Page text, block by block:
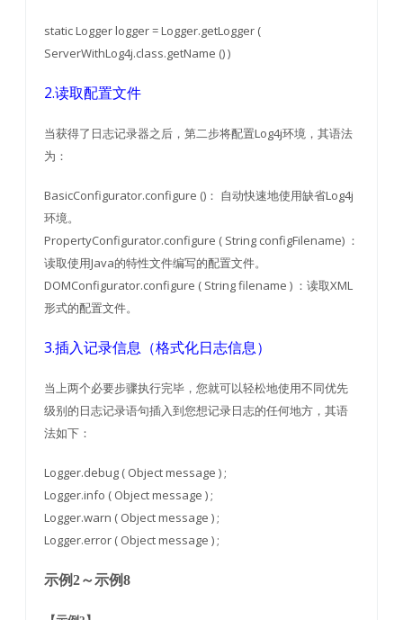
static Logger logger = Logger.getLogger (
ServerWithLog4j.class.getName () )
2.读取配置文件
当获得了日志记录器之后，第二步将配置Log4j环境，其语法
为：
BasicConfigurator.configure ()： 自动快速地使用缺省Log4j
环境。
PropertyConfigurator.configure ( String configFilename) ：
读取使用Java的特性文件编写的配置文件。
DOMConfigurator.configure ( String filename ) ：读取XML
形式的配置文件。
3.插入记录信息（格式化日志信息）
当上两个必要步骤执行完毕，您就可以轻松地使用不同优先
级别的日志记录语句插入到您想记录日志的任何地方，其语
法如下：
Logger.debug ( Object message ) ;
Logger.info ( Object message ) ;
Logger.warn ( Object message ) ;
Logger.error ( Object message ) ;
示例2～示例8